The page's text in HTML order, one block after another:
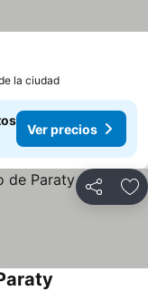
la ciudad
Ver precios
Compartir